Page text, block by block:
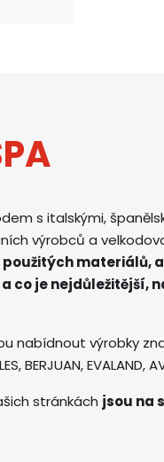
s italskými,
výrobců a
materiálů,
co je nejdůležitější,
výrobky
BERJUAN, EVALAND,
stránkách jsou na